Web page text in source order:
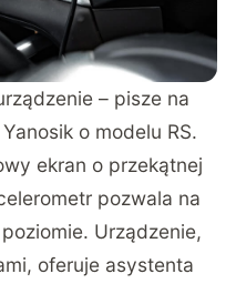
– pisze na
o modelu RS.
ekran o przekątnej
pozwala na
Urządzenie,
oferuje asystenta